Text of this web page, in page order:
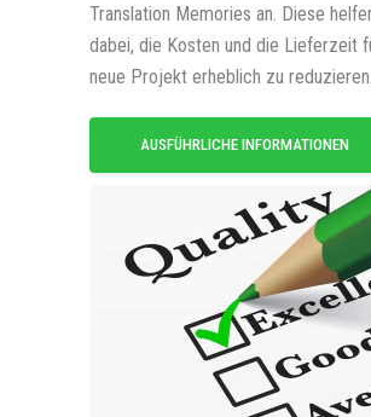
Translation Memories an. Diese
dabei, die Kosten und die Lieferzeit
neue Projekt erheblich zu reduzieren.
AUSFÜHRLICHE INFORMATIONEN